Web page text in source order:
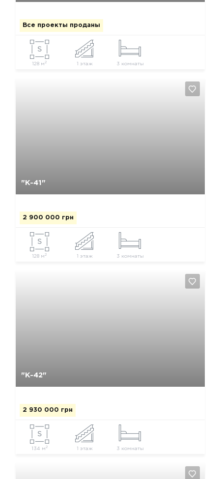
Все проекты проданы
128 м2 1 этаж 3 комнаты
"К-41"
2 900 000 грн
128 м 2 1 этаж 3 комнаты
"К-42"
2 930 000 грн
134 м 2 1 этаж 3 комнаты